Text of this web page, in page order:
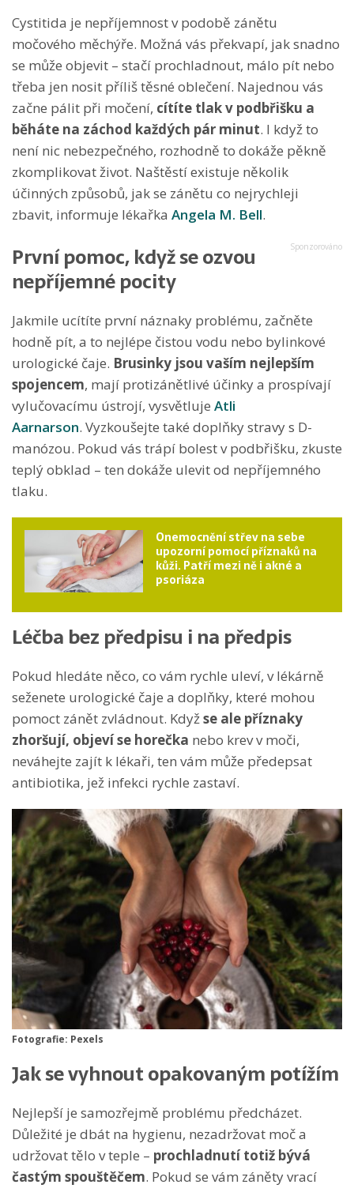
Cystitida je nepříjemnost v podobě zánětu
močového měchýře. Možná vás překvapí, jak snadno
se může objevit – stačí prochladnout, málo pít nebo
třeba jen nosit příliš těsné oblečení. Najednou vás
začne pálit při močení, cítíte tlak v podbřišku a
běháte na záchod každých pár minut. I když to
není nic nebezpečného, rozhodně to dokáže pěkně
zkomplikovat život. Naštěstí existuje několik
účinných způsobů, jak se zánětu co nejrychleji
zbavit, informuje lékařka Angela M. Bell.
První pomoc, když se ozvou
nepříjemné pocity
Jakmile ucítíte první náznaky problému, začněte
hodně pít, a to nejlépe čistou vodu nebo bylinkové
urologické čaje. Brusinky jsou vaším nejlepším
spojencem, mají protizánětlivé účinky a prospívají
vylučovacímu ústrojí, vysvětluje Atli
Aarnarson. Vyzkoušejte také doplňky stravy s D-
manózou. Pokud vás trápí bolest v podbřišku, zkuste
teplý obklad – ten dokáže ulevit od nepříjemného
tlaku.
Onemocnění střev na sebe
upozorní pomocí příznaků na
kůži. Patří mezi ně i akné a
psoriáza
Léčba bez předpisu i na předpis
Pokud hledáte něco, co vám rychle uleví, v lékárně
seženete urologické čaje a doplňky, které mohou
pomoct zánět zvládnout. Kdyžse ale příznaky
zhoršují, objeví se horečka nebo krev v moči,
neváhejte zajít k lékaři, ten vám může předepsat
antibiotika, jež infekci rychle zastaví.
Fotografie: Pexels
Jak se vyhnout opakovaným potížím
Nejlepší je samozřejmě problému předcházet.
Důležité je dbát na hygienu, nezadržovat moč a
udržovat tělo v teple – prochladnutí totiž bývá
častým spouštěčem. Pokud se vám záněty vrací